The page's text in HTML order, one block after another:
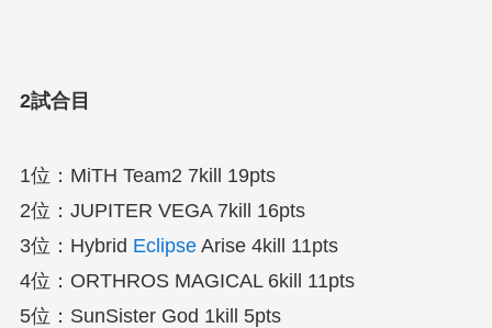
2試合目
1位：MiTH Team2 7kill 19pts
2位：JUPITER VEGA 7kill 16pts
3位：Hybrid EclipseArise 4kill 11pts
4位：ORTHROS MAGICAL 6kill 11pts
5位：SunSister God 1kill 5pts